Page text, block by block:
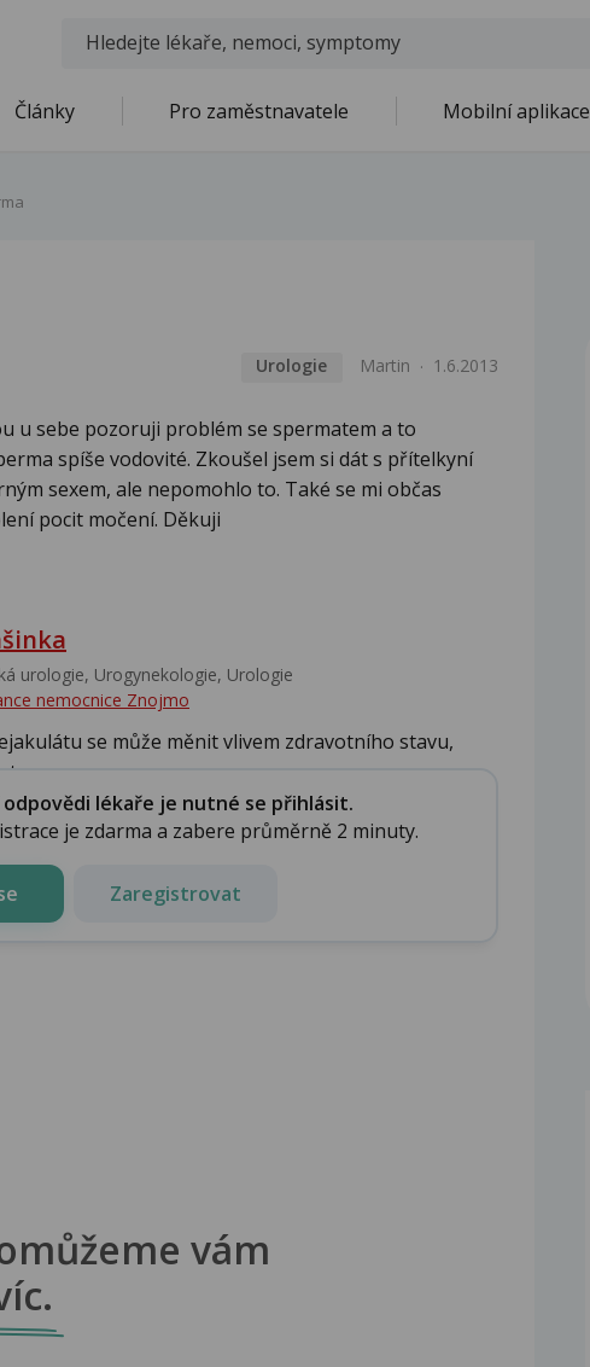
Články Pro zaměstnavatele Mobilní aplikace
Urologie Martin 1.6.2013
u sebe pozoruji problém se spermatem a to
spíše vodovité. Zkoušel jsem si dát s přítelkyní
sexem, ale nepomohlo to. Také se mi občas
pocit močení. Děkuji
urologie, Urogynekologie, Urologie‎
nemocnice Znojmo
se může měnit vlivem zdravotního stavu,
odpovědi lékaře je nutné se přihlásit.
je zdarma a zabere průměrně 2 minuty.
Zaregistrovat
vám